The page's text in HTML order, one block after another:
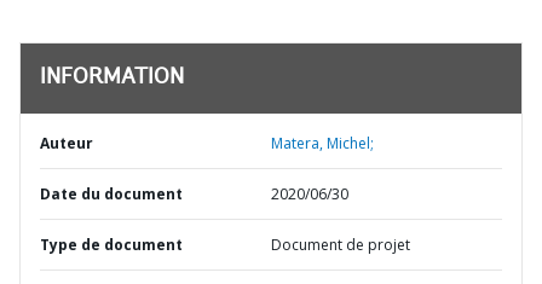
INFORMATION
Auteur Matera, Michel;
Date du document 2020/06/30
Type de document Document de projet